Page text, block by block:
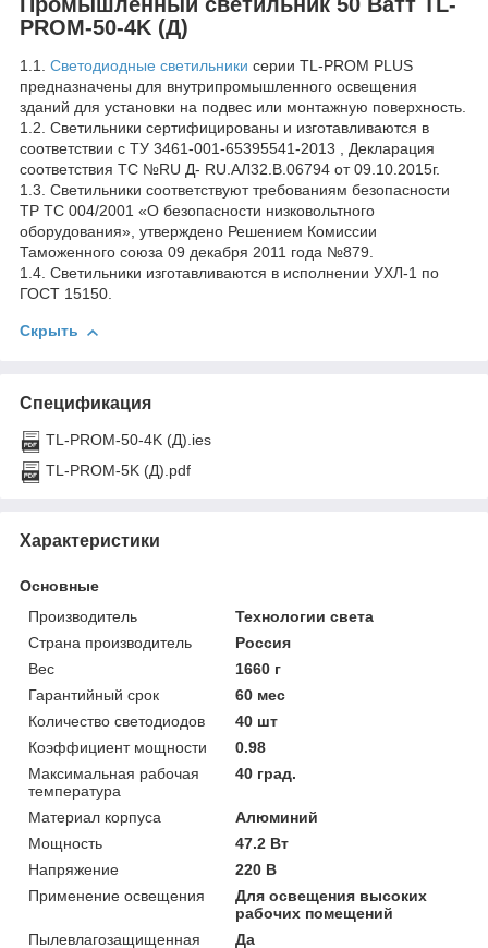
PROM-50-4K (Д)
1.1. Светодиодные светильники серии TL-PROM PLUS
предназначены для внутрипромышленного освещения
зданий для установки на подвес или монтажную поверхность.
1.2. Светильники сертифицированы и изготавливаются в
соответствии с ТУ 3461-001-65395541-2013 , Декларация
соответствия ТС №RU Д- RU.АЛ32.В.06794 от 09.10.2015г.
1.3. Светильники соответствуют требованиям безопасности
ТР ТС 004/2001 «О безопасности низковольтного
оборудования», утверждено Решением Комиссии
Таможенного союза 09 декабря 2011 года №879.
1.4. Светильники изготавливаются в исполнении УХЛ-1 по
ГОСТ 15150.
Скрыть
Спецификация
TL-PROM-50-4K (Д).ies
TL-PROM-5K (Д).pdf
Характеристики
Основные
Производитель
Технологии света
Страна производитель
Россия
Вес
1660 г
Гарантийный срок
60 мес
Количество светодиодов
40 шт
Коэффициент мощности
0.98
Максимальная рабочая
температура
40 град.
Материал корпуса
Алюминий
Мощность
47.2 Вт
Напряжение
220 В
Применение освещения
Для освещения высоких
рабочих помещений
Пылевлагозащищенная
Да